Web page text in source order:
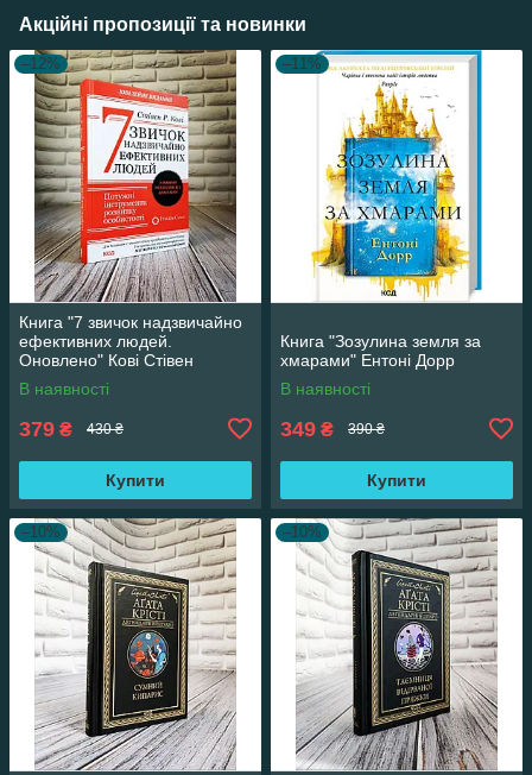
Акційні пропозиції та новинки
–12%
Книга "7 звичок надзвичайно
ефективних людей.
Оновлено" Кові Стівен
В наявності
379 ₴ 430 ₴
Купити
–11%
Книга "Зозулина земля за
хмарами" Ентоні Дорр
В наявності
349 ₴ 390 ₴
Купити
–10% –10%